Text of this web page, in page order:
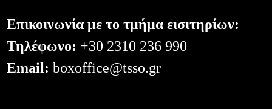
Επικοινωνία με το τμήμα εισιτηρίων:
Τηλέφωνο: +30 2310 236 990
Email: boxoffice@tsso.gr